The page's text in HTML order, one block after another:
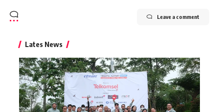
Leave a comment
Lates News